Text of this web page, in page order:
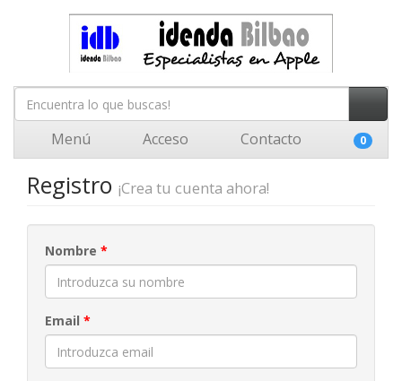
Menú Acceso Contacto 0
Registro ¡Crea tu cuenta ahora!
Nombre *
Email *